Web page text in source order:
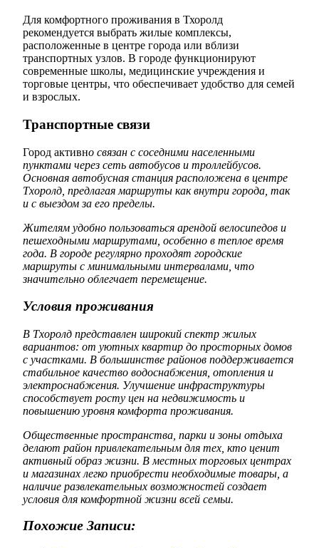
Для комфортного проживания в Тхоролд
рекомендуется выбрать жилые комплексы,
расположенные в центре города или вблизи
транспортных узлов. В городе функционируют
современные школы, медицинские учреждения и
торговые центры, что обеспечивает удобство для семей
и взрослых.
Транспортные связи
Город активно связан с соседними населенными
пунктами через сеть автобусов и троллейбусов.
Основная автобусная станция расположена в центре
Тхоролд, предлагая маршруты как внутри города, так
и с выездом за его пределы.
Жителям удобно пользоваться арендой велосипедов и
пешеходными маршрутами, особенно в теплое время
года. В городе регулярно проходят городские
маршруты с минимальными интервалами, что
значительно облегчает перемещение.
Условия проживания
В Тхоролд представлен широкий спектр жилых
вариантов: от уютных квартир до просторных домов
с участками. В большинстве районов поддерживается
стабильное качество водоснабжения, отопления и
электроснабжения. Улучшение инфраструктуры
способствует росту цен на недвижимость и
повышению уровня комфорта проживания.
Общественные пространства, парки и зоны отдыха
делают район привлекательным для тех, кто ценит
активный образ жизни. В местных торговых центрах
и магазинах легко приобрести необходимые товары, а
наличие развлекательных возможностей создает
условия для комфортной жизни всей семьи.
Похожие Записи: